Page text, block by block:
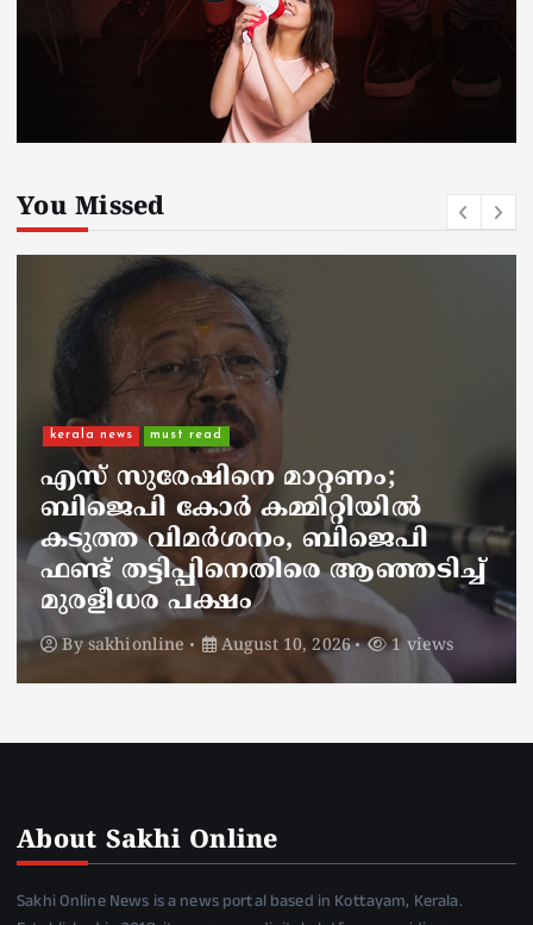
You Missed
kerala news
ഐജ ആർ മഹേഷിന്റെ
സഹോദരൻ ലോഡ്ജിൽ മരിച്ച
നിലയിൽ
By sakhionline August 10, 2026 2 views
About Sakhi Online
Sakhi Online News is a news portal based in Kottayam, Kerala.